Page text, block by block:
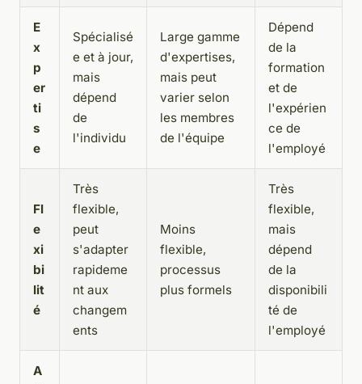
E
x
p
er
ti
s
e
Spécialisé
e et à jour,
mais
dépend
de
l'individu
Large gamme
d'expertises,
mais peut
varier selon
les membres
de l'équipe
Dépend
de la
formation
et de
l'expérien
ce de
l'employé
Fl
e
xi
bi
lit
é
Très
flexible,
peut
s'adapter
rapideme
nt aux
changem
ents
Moins
flexible,
processus
plus formels
Très
flexible,
mais
dépend
de la
disponibili
té de
l'employé
A